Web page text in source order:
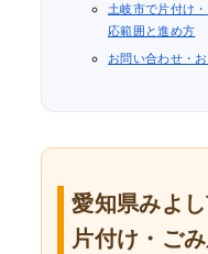
土岐市で片付け
応範囲と進め方
お問い合わせ・
愛知県みよ
片付け・ご